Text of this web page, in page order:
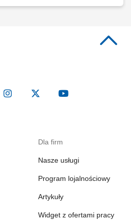
Dla firm
Nasze usługi
Program lojalnościowy
Artykuły
Widget z ofertami pracy